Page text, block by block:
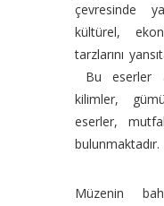
çevresinde
kültürel,
tarzlarını
Bu eserler
kilimler,
eserler,
bulunmaktadır.
Müzenin